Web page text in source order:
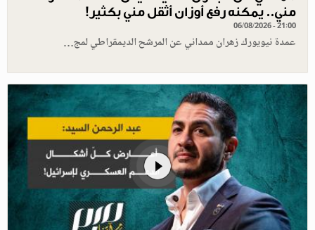
مني.. يمكنه رفع أوزان أثقل مني بكثير!
06/08/2026 - 21:00
عمدة نيويورك زهران ممداني عن المرشح الديمقراطي لمج…